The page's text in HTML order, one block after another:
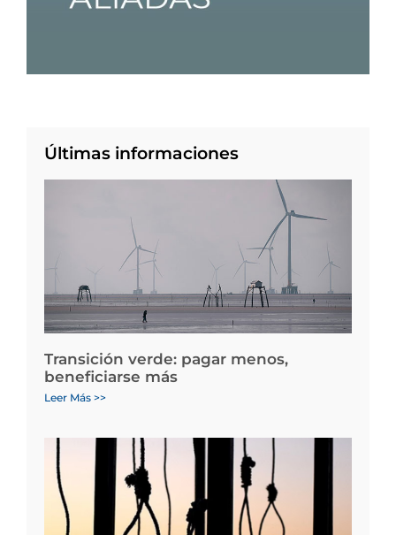
Últimas informaciones
Transición verde: pagar menos,
beneficiarse más
Leer Más >>